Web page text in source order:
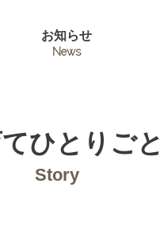
お知らせ
News
ひとりごと
Story